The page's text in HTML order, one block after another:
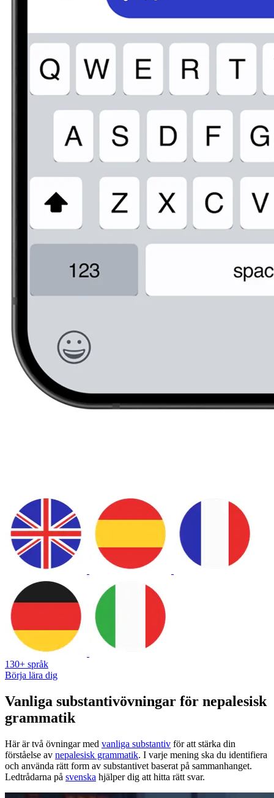
130+ språk
Börja lära dig
Vanliga substantivövningar för nepalesisk
grammatik
Här är två övningar med vanliga substantiv för att stärka din
förståelse av nepalesisk grammatik. I varje mening ska du identifiera
och använda rätt form av substantivet baserat på sammanhanget.
Ledtrådarna på svenska hjälper dig att hitta rätt svar.